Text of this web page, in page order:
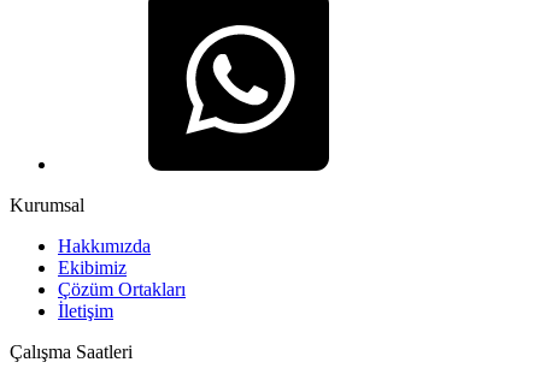
Kurumsal
Hakkımızda
Ekibimiz
Çözüm Ortakları
İletişim
Çalışma Saatleri